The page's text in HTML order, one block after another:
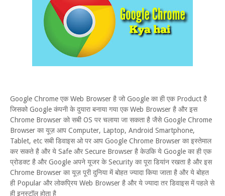
Google Chrome एक Web Browser है जो Google का ही एक Product है
जिसको Google कंपनी के दुयारा बनाया गया एक Web Browser है और इस
Chrome Browser को सबी OS पर चलाया जा सकता है जैसे Google Chrome
Browser का यूज़ आप Computer, Laptop, Android Smartphone,
Tablet, etc सबी डिवाइस ओ पर आप Google Chrome Browser का इस्तेमाल
कर सकते है और ये Safe और Secure Browser है केउकि ये Google का ही एक
प्रोडक्ट है और Google अपने यूजर के Security का पूरा डियांन रखता है और इस
Chrome Browser का यूज़ पूरी दुनिया में बोहत ज्यादा किया जाता है और ये बोहत
ही Popular और लोकप्रिय Web Browser है और ये ज्यादा तर डिवाइस में पहले से
ही इनस्टॉल होता है